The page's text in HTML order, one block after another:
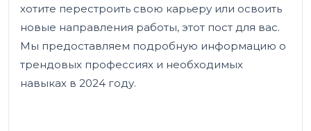
хотите перестроить свою карьеру или освоить
новые направления работы, этот пост для вас.
Мы предоставляем подробную информацию о
трендовых профессиях и необходимых
навыках в 2024 году.